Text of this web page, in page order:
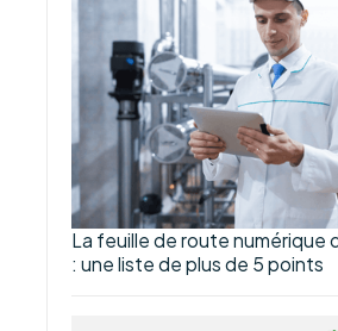
La feuille de route numérique
: une liste de plus de 5 points